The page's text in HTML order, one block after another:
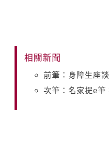
相關新聞
前筆：身障生座
次筆：名家提e筆